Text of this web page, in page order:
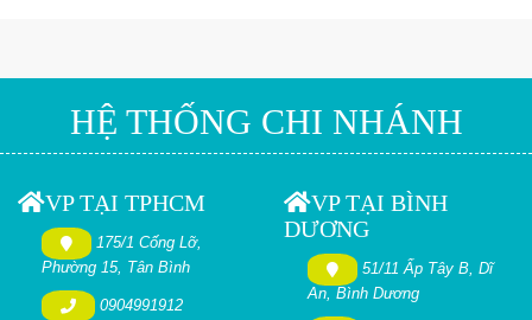
HỆ THỐNG CHI NHÁNH
VP TẠI TPHCM
175/1 Cống Lỡ,
Phường 15, Tân Bình
0904991912
VP TẠI BÌNH
DƯƠNG
51/11 Ấp Tây B, Dĩ
An, Bình Dương